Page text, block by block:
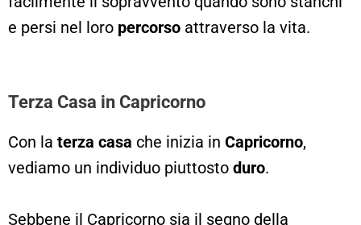
e persi nel loro percorso attraverso la vita.
Terza Casa in Capricorno
Con la terza casa che inizia in Capricorno,
vediamo un individuo piuttosto duro.
Sebbene il Capricorno sia il segno della